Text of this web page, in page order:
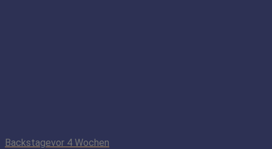
Backstagevor 4 Wochen